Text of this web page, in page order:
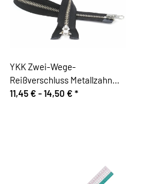
YKK Zwei-Wege-
Reißverschluss Metallzahn
silber, schwarz
11,45 € -14,50 € *